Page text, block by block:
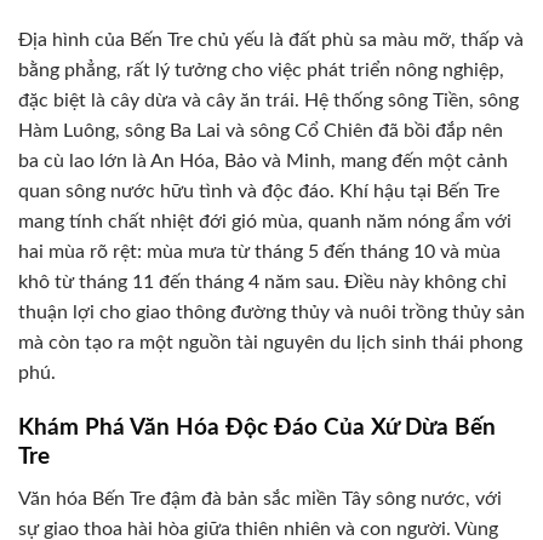
Địa hình của Bến Tre chủ yếu là đất phù sa màu mỡ, thấp và
bằng phẳng, rất lý tưởng cho việc phát triển nông nghiệp,
đặc biệt là cây dừa và cây ăn trái. Hệ thống sông Tiền, sông
Hàm Luông, sông Ba Lai và sông Cổ Chiên đã bồi đắp nên
ba cù lao lớn là An Hóa, Bảo và Minh, mang đến một cảnh
quan sông nước hữu tình và độc đáo. Khí hậu tại Bến Tre
mang tính chất nhiệt đới gió mùa, quanh năm nóng ẩm với
hai mùa rõ rệt: mùa mưa từ tháng 5 đến tháng 10 và mùa
khô từ tháng 11 đến tháng 4 năm sau. Điều này không chỉ
thuận lợi cho giao thông đường thủy và nuôi trồng thủy sản
mà còn tạo ra một nguồn tài nguyên du lịch sinh thái phong
phú.
Khám Phá Văn Hóa Độc Đáo Của Xứ Dừa Bến
Tre
Văn hóa Bến Tre đậm đà bản sắc miền Tây sông nước, với
sự giao thoa hài hòa giữa thiên nhiên và con người. Vùng